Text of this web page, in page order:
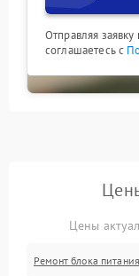
Отправляя
соглашаетесь с
Цены
Ремонт блока питания